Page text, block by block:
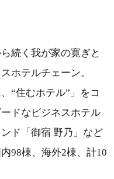
続く我が家の寛ぎと
ホテルチェーン。
“住むホテル”」をコ
ドなビジネスホテル
ド「御宿 野乃」など
98棟、海外2棟、計10